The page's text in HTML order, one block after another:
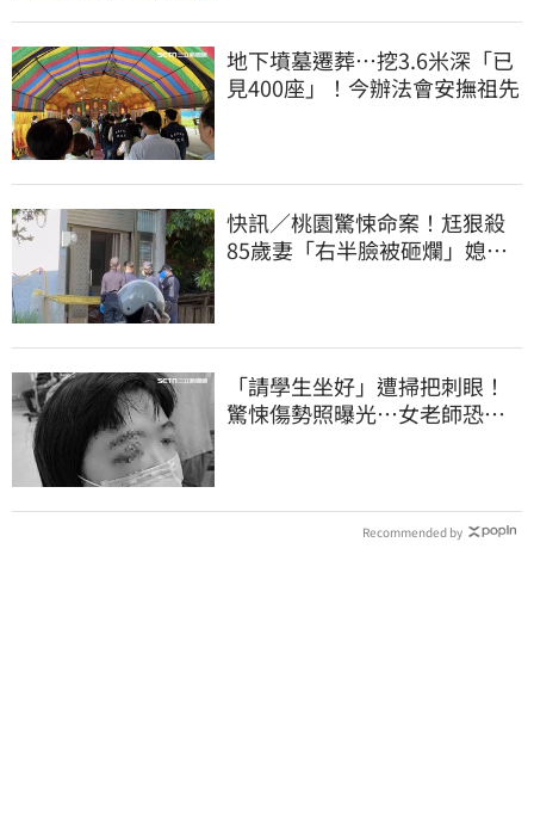
地下墳墓遷葬…挖3.6米深「已
見400座」！今辦法會安撫祖先
快訊／桃園驚悚命案！尪狠殺
85歲妻「右半臉被砸爛」媳報
「請學生坐好」遭掃把刺眼！
驚悚傷勢照曝光…女老師恐失
Recommended by